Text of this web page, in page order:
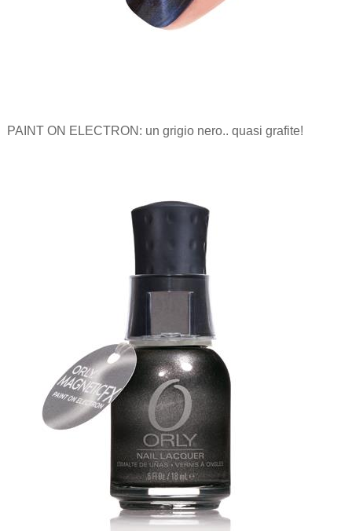
PAINT ON ELECTRON: un grigio nero.. quasi grafite!